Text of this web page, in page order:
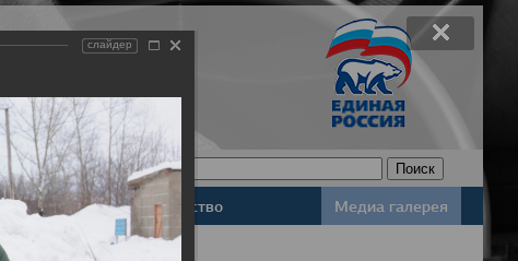
Законодательство Медиа галерея
слайдер